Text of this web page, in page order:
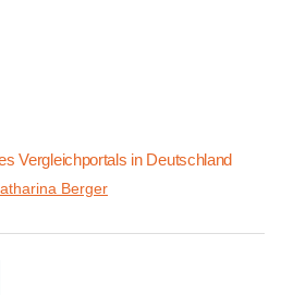
Vergleichportals in Deutschland
Berger